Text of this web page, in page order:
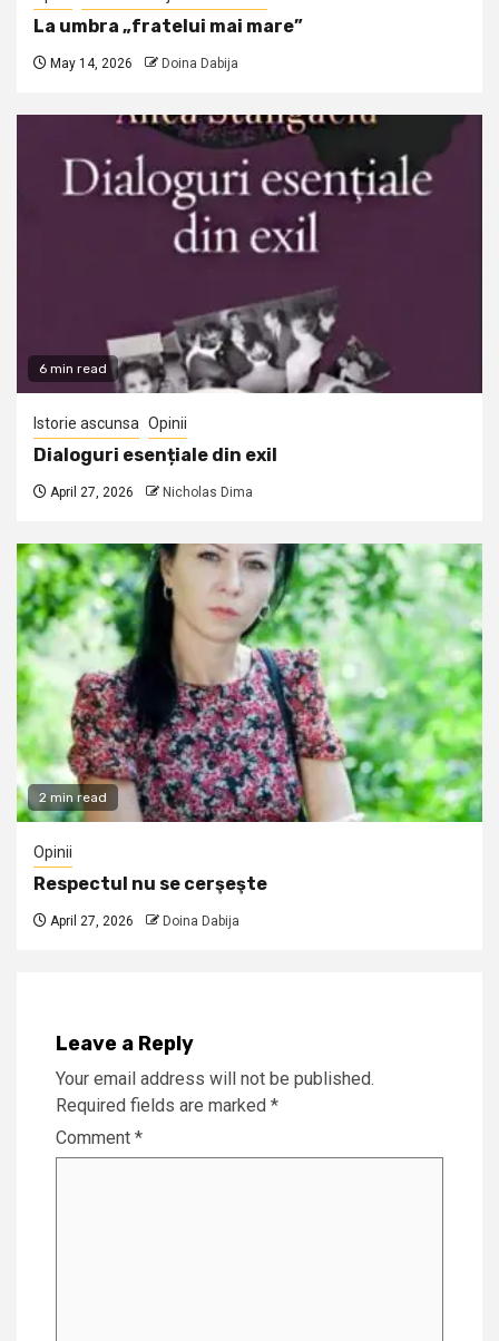
La umbra „fratelui mai mare”
May 14, 2026 Doina Dabija
6 min read
Istorie ascunsa Opinii
Dialoguri esențiale din exil
April 27, 2026 Nicholas Dima
2 min read
Opinii
Respectul nu se cerşeşte
April 27, 2026 Doina Dabija
Leave a Reply
Your email address will not be published.
Required fields are marked *
Comment *